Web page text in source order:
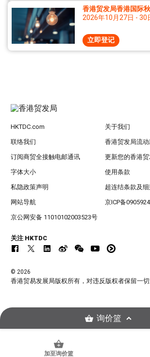
香港贸发局香港国际
2026年10月27日 - 30
立即登记
加至询价篮
HKTDC.com 关于我们
联络我们 香港贸发局流
订阅商贸全接触电邮通讯 更新您的香港
字体大小 使用条款
私隐政策声明 超连结条款及细
网站导航 京ICP备
京公网安备 11010102003523号
关注 HKTDC
© 2026
香港贸易发展局版权所有，对违反版权者保留一切
询价篮